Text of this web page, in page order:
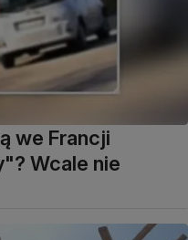
we Francji
Wcale nie